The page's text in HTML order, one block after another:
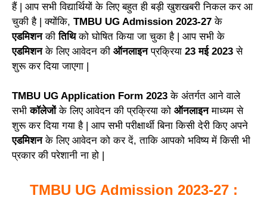
हैं | आप सभी विद्यार्थियों के लिए बहुत ही बड़ी खुशखबरी निकल कर आ
चुकी है | क्योंकि, TMBU UG Admission 2023-27के
एडमिशनकीतिथिको घोषित किया जा चुका है | आप सभी के
एडमिशनके लिए आवेदन की ऑनलाइनप्रक्रिया 23 मई 2023से
शुरू कर दिया जाएगा |
TMBU UG Application Form 2023 के अंतर्गत आने वाले
सभीकॉलेजोंके लिए आवेदन की प्रक्रिया को ऑनलाइनमाध्यम से
शुरू कर दिया गया है | आप सभी परीक्षार्थी बिना किसी देरी किए अपने
एडमिशनके लिए आवेदन को कर दें, ताकि आपको भविष्य में किसी भी
प्रकार की परेशानी ना हो |
TMBU UG Admission 2023-27 :